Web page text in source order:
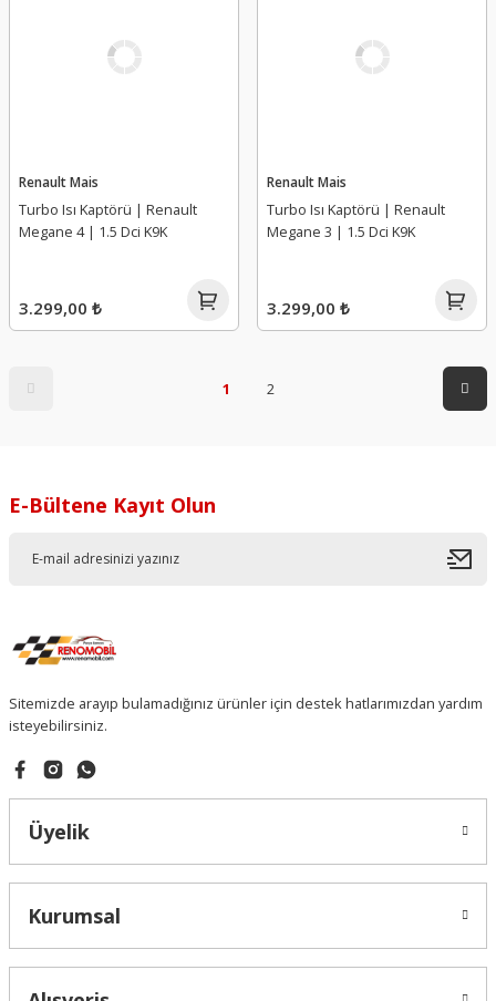
Renault Mais
Turbo Isı Kaptörü | Renault
Megane 4 | 1.5 Dci K9K
3.299,00 ₺
Renault Mais
Turbo Isı Kaptörü | Renault
Megane 3 | 1.5 Dci K9K
3.299,00 ₺
1 2
E-Bültene Kayıt Olun
Sitemizde arayıp bulamadığınız ürünler için destek hatlarımızdan yardım
isteyebilirsiniz.
Üyelik
Kurumsal